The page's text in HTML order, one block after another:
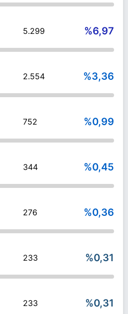
5.299 %6,97
2.554 %3,36
752 %0,99
344 %0,45
276 %0,36
233 %0,31
233 %0,31